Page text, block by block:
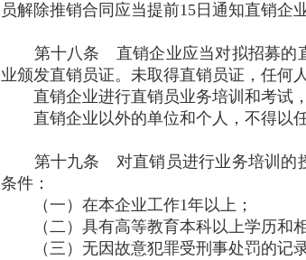
员解除推销合同应当提前15日通知直销企
第十八条 直销企业应当对拟招募的直
业颁发直销员证。未取得直销员证，任何
直销企业进行直销员业务培训和考试，
直销企业以外的单位和个人，不得以任
第十九条 对直销员进行业务培训的授
条件：
（一）在本企业工作1年以上；
（二）具有高等教育本科以上学历和相
（三）无因故意犯罪受刑事处罚的记